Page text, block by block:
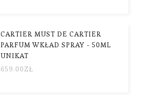
CARTIER MUST DE CARTIER
PARFUM WKŁAD SPRAY - 50ML
UNIKAT
659.00ZŁ